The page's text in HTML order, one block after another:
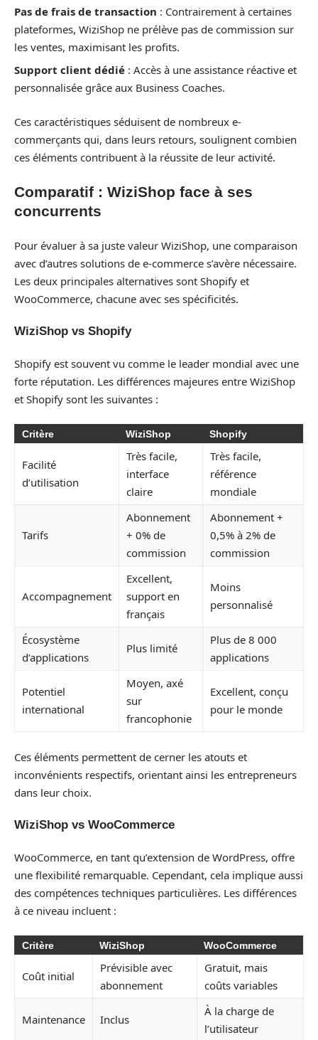
Pas de frais de transaction : Contrairement à certaines
plateformes, WiziShop ne prélève pas de commission sur
les ventes, maximisant les profits.
Support client dédié : Accès à une assistance réactive et
personnalisée grâce aux Business Coaches.
Ces caractéristiques séduisent de nombreux e-
commerçants qui, dans leurs retours, soulignent combien
ces éléments contribuent à la réussite de leur activité.
Comparatif : WiziShop face à ses
concurrents
Pour évaluer à sa juste valeur WiziShop, une comparaison
avec d’autres solutions de e-commerce s’avère nécessaire.
Les deux principales alternatives sont Shopify et
WooCommerce, chacune avec ses spécificités.
WiziShop vs Shopify
Shopify est souvent vu comme le leader mondial avec une
forte réputation. Les différences majeures entre WiziShop
et Shopify sont les suivantes :
Critère WiziShop Shopify
Facilité
d’utilisation
Très facile,
interface
claire
Très facile,
référence
mondiale
Tarifs
Abonnement
+ 0% de
commission
Abonnement +
0,5% à 2% de
commission
Accompagnement
Excellent,
support en
français
Moins
personnalisé
Écosystème
d’applications
Plus limité
Plus de 8 000
applications
Potentiel
international
Moyen, axé
sur
francophonie
Excellent, conçu
pour le monde
Ces éléments permettent de cerner les atouts et
inconvénients respectifs, orientant ainsi les entrepreneurs
dans leur choix.
WiziShop vs WooCommerce
WooCommerce, en tant qu’extension de WordPress, offre
une flexibilité remarquable. Cependant, cela implique aussi
des compétences techniques particulières. Les différences
à ce niveau incluent :
Critère WiziShop WooCommerce
Coût initial
Prévisible avec
abonnement
Gratuit, mais
coûts variables
Maintenance Inclus
À la charge de
l’utilisateur